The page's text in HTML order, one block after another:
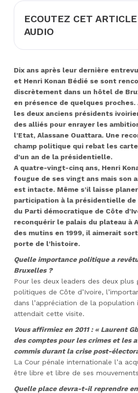
ECOUTEZ CET
AUDIO
Dix ans après leur dernière
et Henri Konan Bédié se sont
discrètement dans un hôtel de
en présence de quelques proches.
les deux anciens présidents
des alliés pour enrayer les
l’Etat, Alassane Ouattara. Une
champ politique qui rebat les
d’un an de la présidentielle.
A quatre-vingt-cinq ans, Henri
fougue de ses vingt ans mais son
est intacte. Même s’il laisse
participation à la présidentielle
du Parti démocratique de Côte
reconquérir le palais du plateau à
des mutins en 1999, il aimerait
porte de l’histoire.
Quelle importance politique a
Bruxelles ?
Pour les deux leaders des deux plus
politiques de Côte d’Ivoire,
dans l’appréciation de la population
attendait cette visite.
Vous affirmiez en 2011 : « Laurent
des comptes pour les crimes et les
commis durant la crise post-
La Cour pénale internationale l’a
être libre et libre de ses
Quelle place devra-t-il reprendre en